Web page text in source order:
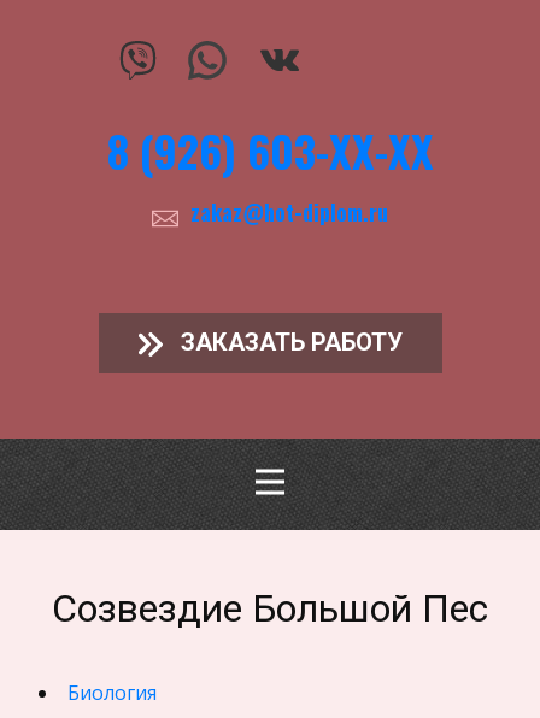
8 (926) 603-ХХ-ХХ
zakaz@hot-diplom.ru
ЗАКАЗАТЬ РАБОТУ
Созвездие Большой Пес
Биология